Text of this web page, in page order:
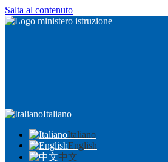
Salta al contenuto
Italiano
Italiano
English
中文